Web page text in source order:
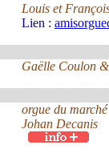
Louis et
Lien :
Gaëlle Coulon
orgue du marché
Johan Decanis